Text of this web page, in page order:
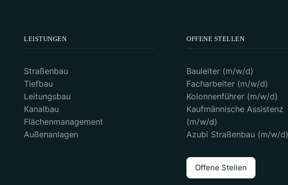
LEISTUNGEN
Straßenbau
Tiefbau
Leitungsbau
Kanalbau
Flächenmanagement
Außenanlagen
OFFENE STELLEN
Bauleiter (m/w/d)
Facharbeiter (m/w/d)
Kolonnenführer (m/w/d)
Kaufmännische Assistenz
(m/w/d)
Azubi Straßenbau (m/w/d)
Offene Stellen